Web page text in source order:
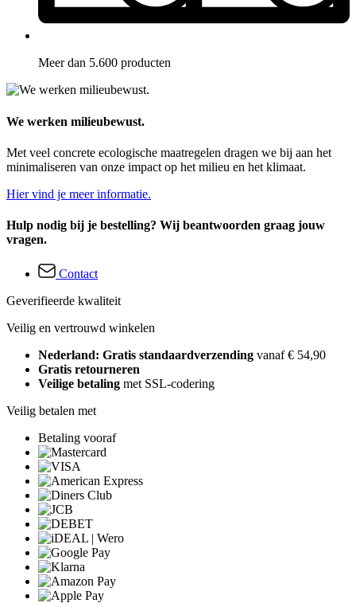
Meer dan 5.600 producten
We werken milieubewust.
Met veel concrete ecologische maatregelen dragen we bij aan het
minimaliseren van onze impact op het milieu en het klimaat.
Hier vind je meer informatie.
Hulp nodig bij je bestelling? Wij beantwoorden graag jouw
vragen.
Contact
Geverifieerde kwaliteit
Veilig en vertrouwd winkelen
Nederland: Gratis standaardverzending vanaf € 54,90
Gratis retourneren
Veilige betaling met SSL-codering
Veilig betalen met
Betaling vooraf